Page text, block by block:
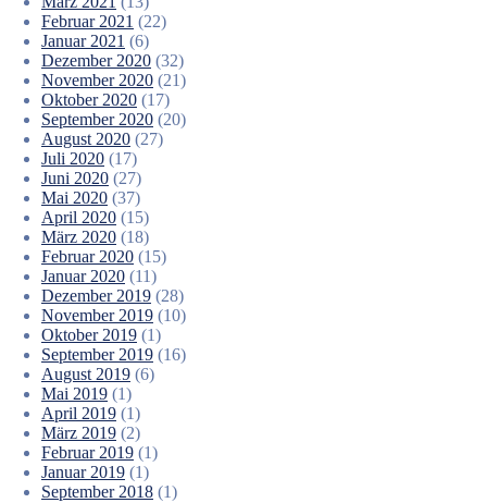
Februar 2021 (22)
Januar 2021 (6)
Dezember 2020 (32)
November 2020 (21)
Oktober 2020 (17)
September 2020 (20)
August 2020 (27)
Juli 2020 (17)
Juni 2020 (27)
Mai 2020 (37)
April 2020 (15)
März 2020 (18)
Februar 2020 (15)
Januar 2020 (11)
Dezember 2019 (28)
November 2019 (10)
Oktober 2019 (1)
September 2019 (16)
August 2019 (6)
Mai 2019 (1)
April 2019 (1)
März 2019 (2)
Februar 2019 (1)
Januar 2019 (1)
September 2018 (1)